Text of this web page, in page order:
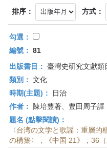
首
頁
排序： 方式：
勾選：
編號： 81
出版書目： 臺灣史研究文獻類
類別： 文化
時期(主題)：
日治
作者：
陳培豊著、豊田周子譯
題名 (點擊閱讀)：
〈台湾の文学と歌謡：重層
の構築〉，《中国 21》，36